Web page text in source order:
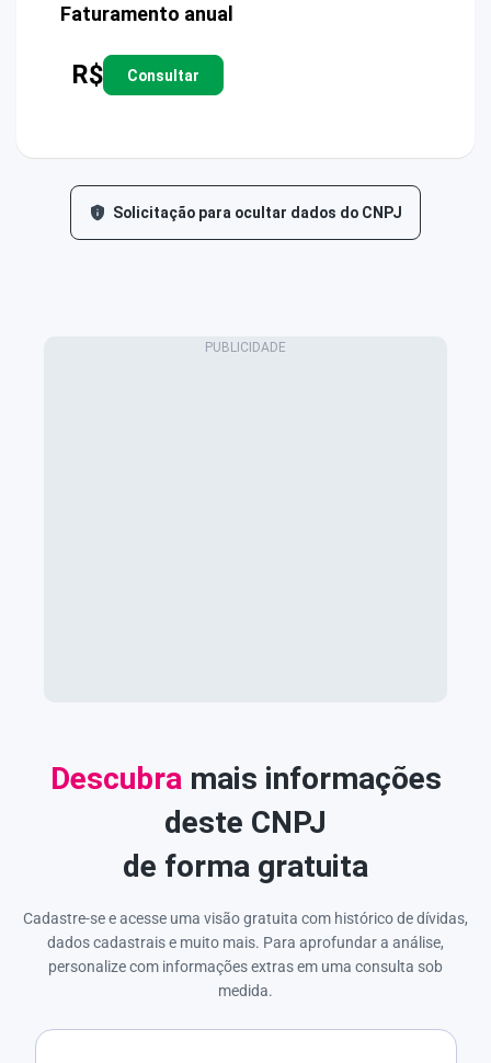
Faturamento anual
R$ Consultar
Solicitação para ocultar dados do CNPJ
Descubramais informações
deste CNPJ
de forma gratuita
Cadastre-se e acesse uma visão gratuita com histórico de dívidas,
dados cadastrais e muito mais. Para aprofundar a análise,
personalize com informações extras em uma consulta sob
medida.